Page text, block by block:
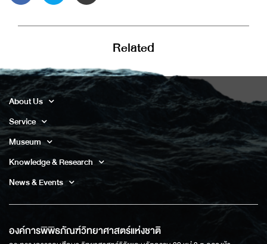
Related
About Us
Service
Museum
Knowledge & Research
News & Events
องค์การพิพิธภัณฑ์วิทยาศาสตร์แห่งชาติ